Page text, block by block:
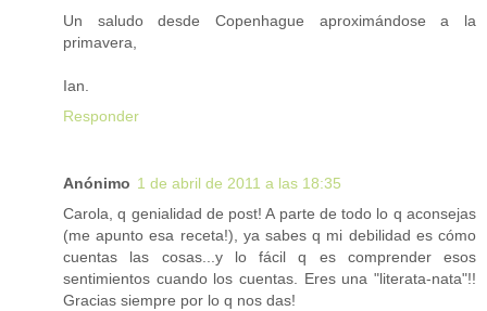
Un saludo desde Copenhague aproximándose a la
primavera,
Ian.
Responder
Anónimo 1 de abril de 2011 a las 18:35
Carola, q genialidad de post! A parte de todo lo q aconsejas
(me apunto esa receta!), ya sabes q mi debilidad es cómo
cuentas las cosas...y lo fácil q es comprender esos
sentimientos cuando los cuentas. Eres una "literata-nata"!!
Gracias siempre por lo q nos das!